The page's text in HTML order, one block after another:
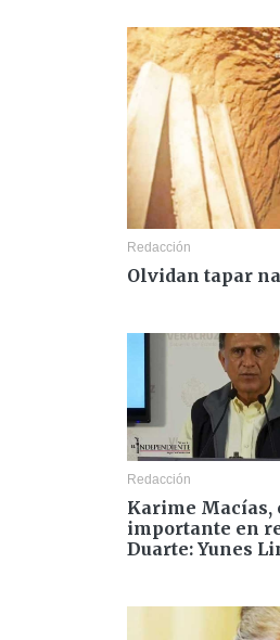
Redacción
Olvidan tapar
Redacción
Karime Macías,
importante en
Duarte: Yunes